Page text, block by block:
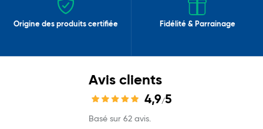
Origine des produits certifiée Fidélité & Parrainage
Avis clients
4,9/5
Basé sur 62 avis.